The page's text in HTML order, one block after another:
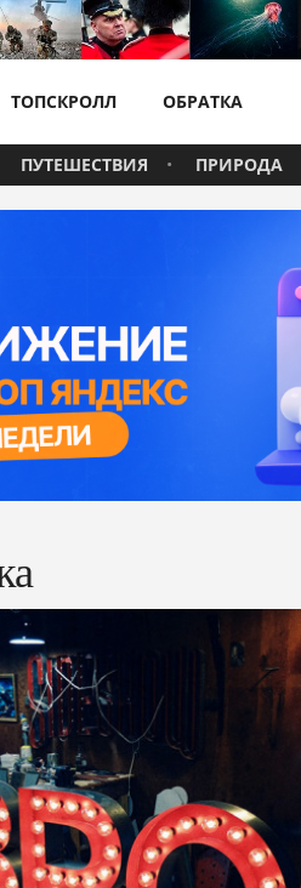
ТОПСКРОЛЛ ОБРАТКА
ПУТЕШЕСТВИЯ ПРИРОДА